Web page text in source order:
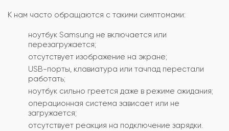
К нам часто обращаются с такими симптомами:
ноутбук Samsung не включается или
перезагружается;
отсутствует изображение на экране;
USB-порты, клавиатура или тачпад перестали
работать;
ноутбук сильно греется даже в режиме ожидания;
операционная система зависает или не
загружается;
отсутствует реакция на подключение зарядки.